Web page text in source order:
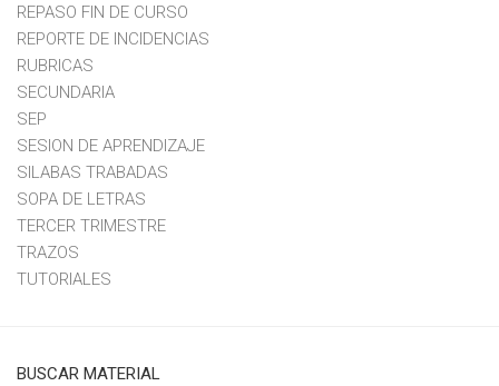
REPASO FIN DE CURSO
REPORTE DE INCIDENCIAS
RUBRICAS
SECUNDARIA
SEP
SESION DE APRENDIZAJE
SILABAS TRABADAS
SOPA DE LETRAS
TERCER TRIMESTRE
TRAZOS
TUTORIALES
BUSCAR MATERIAL